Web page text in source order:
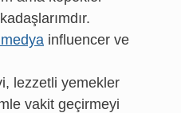
influencer ve
lezzetli yemekler
vakit geçirmeyi